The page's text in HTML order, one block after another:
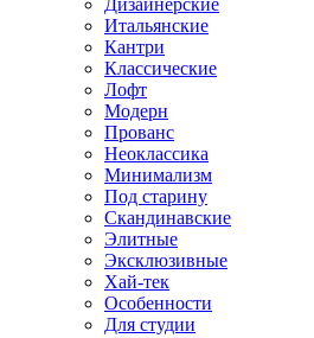
Дизайнерские
Итальянские
Кантри
Классические
Лофт
Модерн
Прованс
Неоклассика
Минимализм
Под старину
Скандинавские
Элитные
Эксклюзивные
Хай-тек
Особенности
Для студии